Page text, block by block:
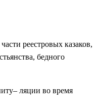
реестровых казаков,
бедного
ляции во время